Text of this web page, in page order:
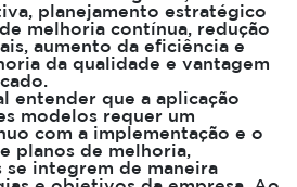
planejamento estratégico
melhoria contínua, redução
aumento da eficiência e
da qualidade e vantagem
entender que a aplicação
modelos requer um
com a implementação e o
planos de melhoria,
integrem de maneira